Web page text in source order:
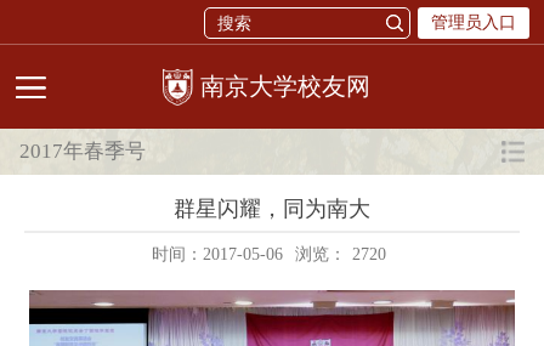
管理员入口
校友网
2017年春季号
群星闪耀，同为南大
时间：2017-05-06 浏览： 2720